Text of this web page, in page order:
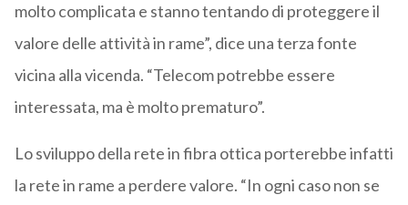
molto complicata e stanno tentando di proteggere il
valore delle attività in rame”, dice una terza fonte
vicina alla vicenda. “Telecom potrebbe essere
interessata, ma è molto prematuro”.
Lo sviluppo della rete in fibra ottica porterebbe infatti
la rete in rame a perdere valore. “In ogni caso non se